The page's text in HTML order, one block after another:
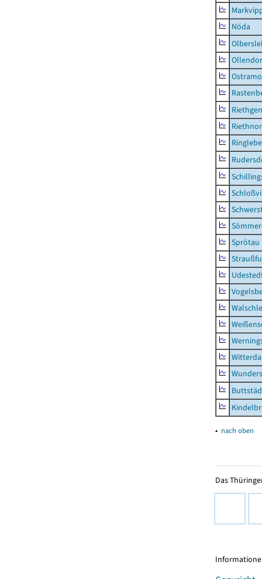
Nöda
Riethgen
Sprötau
Witterda
▴ nach oben
Das